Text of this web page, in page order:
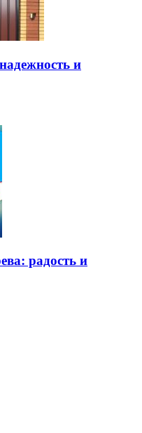
и
радость и